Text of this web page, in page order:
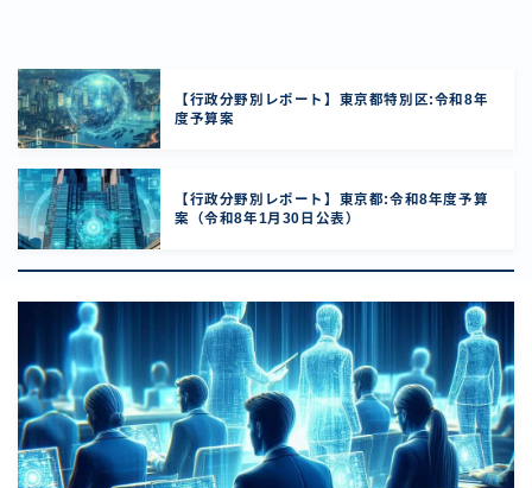
【行政分野別レポート】東京都特別区:令和8年
度予算案
【行政分野別レポート】東京都:令和8年度予算
案（令和8年1月30日公表）